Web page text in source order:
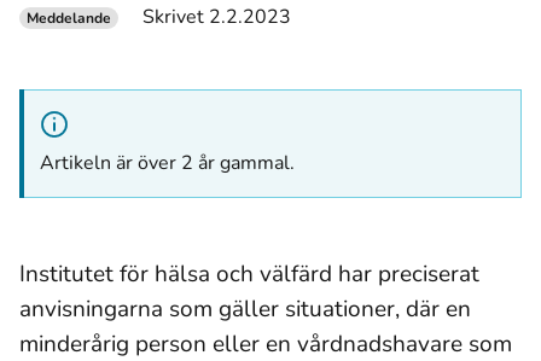
Meddelande Skrivet 2.2.2023
Artikeln är över 2 år gammal.
Institutet för hälsa och välfärd har preciserat
anvisningarna som gäller situationer, där en
minderårig person eller en vårdnadshavare som